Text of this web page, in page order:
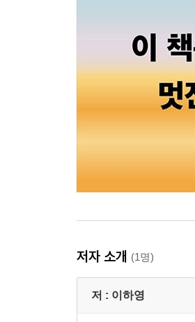
저자 소개 (1명)
저 : 이하영